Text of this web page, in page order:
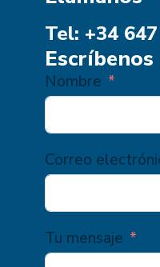
Tel: +34
Escríbenos
Nombre
Correo
Tu mensaje